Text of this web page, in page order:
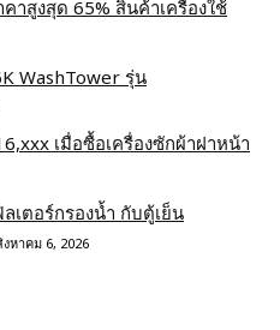
าสูงสุด 65% สินค้าเครื่องใช้
WashTower รุ่น
เมื่อซื้อเครื่องซักผ้าฝาหน้า
เตอร์กรองน้ำ กับตู้เย็น
งหาคม 6, 2026